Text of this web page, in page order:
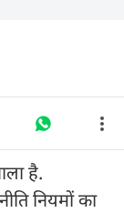
है.
नियमों का